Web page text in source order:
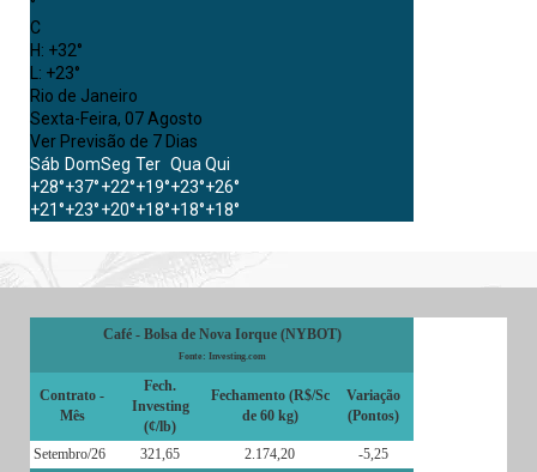
°
C
H: +32°
L: +23°
Rio de Janeiro
Sexta-Feira, 07 Agosto
Ver Previsão de 7 Dias
Sáb DomSeg Ter QuaQui
+28°+37°+22°+19°+23°+26°
+21°+23°+20°+18°+18°+18°
Café - Bolsa de Nova Iorque (NYBOT)
Fonte: Investing.com
Contrato -
Mês
Fech.
Investing
(¢/lb)
Fechamento (R$/Sc
de 60 kg)
Variação
(Pontos)
Setembro/26 321,65 2.174,20
-5,25